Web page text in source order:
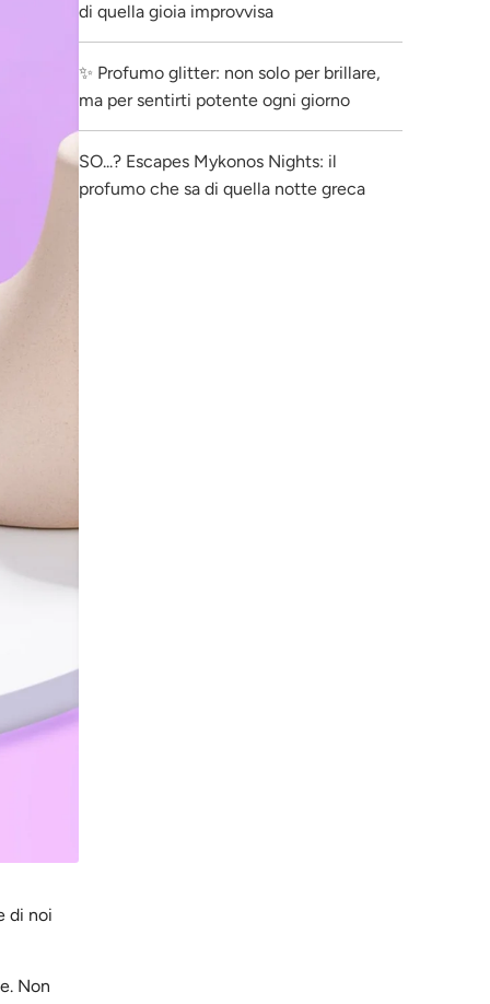
di noi
Non
di quella gioia improvvisa
✨ Profumo glitter: non solo per brillare,
ma per sentirti potente ogni giorno
SO...? Escapes Mykonos Nights: il
profumo che sa di quella notte greca